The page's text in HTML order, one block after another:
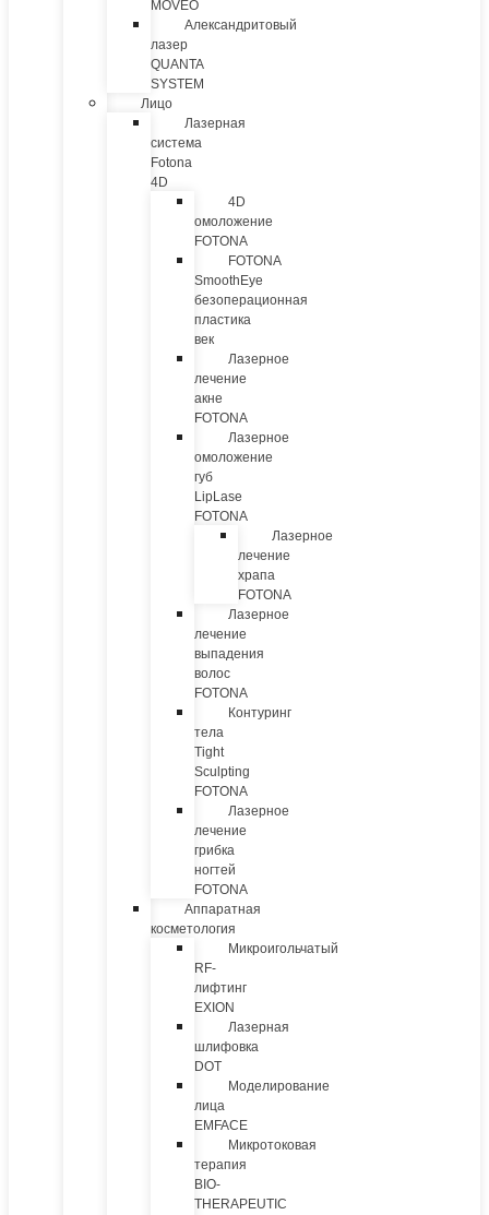
MOVEO
Александритовый
лазер
QUANTA
SYSTEM
Лицо
Лазерная
система
Fotona
4D
4D
омоложение
FOTONA
FOTONA
SmoothEye
безоперационная
пластика
век
Лазерное
лечение
акне
FOTONA
Лазерное
омоложение
губ
LipLase
FOTONA
Лазерное
лечение
храпа
FOTONA
Лазерное
лечение
выпадения
волос
FOTONA
Контуринг
тела
Tight
Sculpting
FOTONA
Лазерное
лечение
грибка
ногтей
FOTONA
Аппаратная
косметология
Микроигольчатый
RF-
лифтинг
EXION
Лазерная
шлифовка
DOT
Моделирование
лица
EMFACE
Микротоковая
терапия
BIO-
THERAPEUTIC